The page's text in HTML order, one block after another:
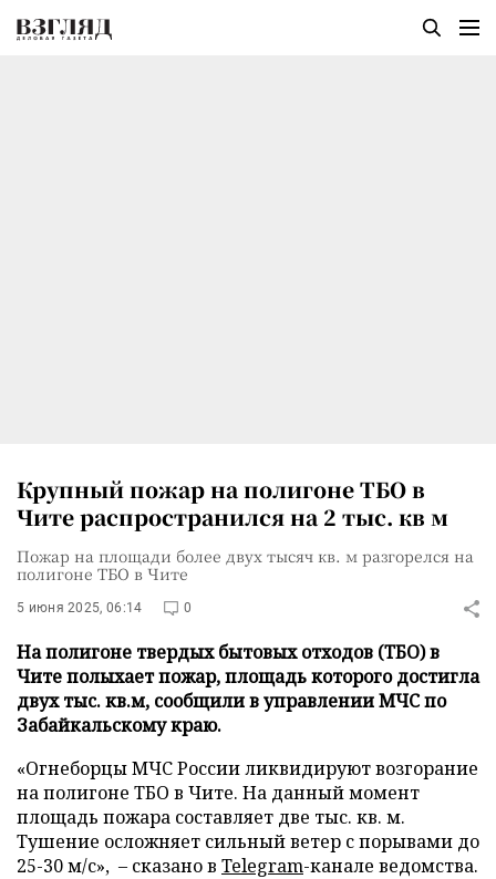
Крупный пожар на полигоне ТБО в
Чите распространился на 2 тыс. кв м
Пожар на площади более двух тысяч кв. м разгорелся на
полигоне ТБО в Чите
5 июня 2025, 06:14 0
На полигоне твердых бытовых отходов (ТБО) в
Чите полыхает пожар, площадь которого достигла
двух тыс. кв.м, сообщили в управлении МЧС по
Забайкальскому краю.
«Огнеборцы МЧС России ликвидируют возгорание
на полигоне ТБО в Чите. На данный момент
площадь пожара составляет две тыс. кв. м.
Тушение осложняет сильный ветер с порывами до
25-30 м/с», – сказано в Telegram-канале ведомства.